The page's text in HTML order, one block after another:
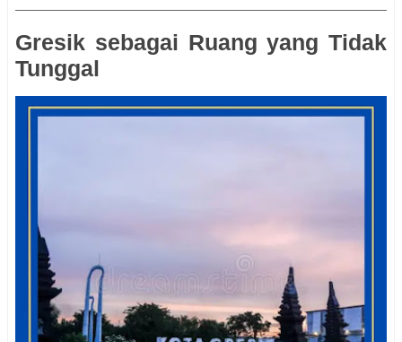
Gresik sebagai Ruang yang Tidak
Tunggal